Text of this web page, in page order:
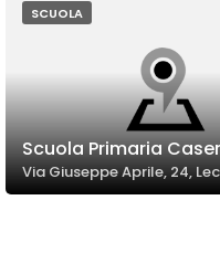
SCUOLA
Scuola Primaria
Via Giuseppe Aprile, 24,